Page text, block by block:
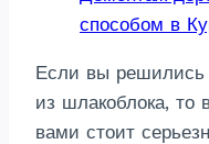
способом в
Если вы решились
из шлакоблока, то
вами стоит